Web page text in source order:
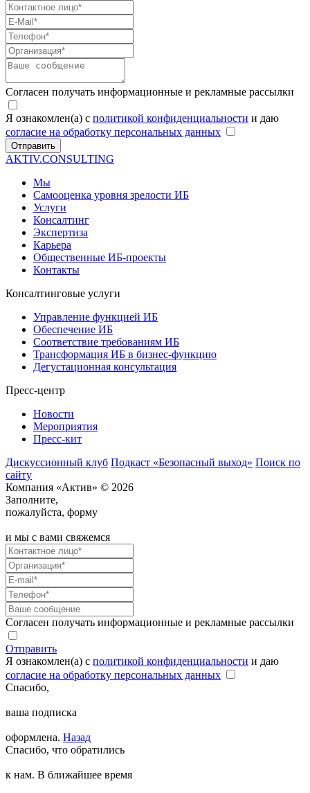
Согласен получать информационные и рекламные рассылки
Я ознакомлен(а) с политикой конфиденциальности и даю
согласие на обработку персональных данных
Отправить
AKTIV.CONSULTING
Мы
Самооценка уровня зрелости ИБ
Услуги
Консалтинг
Экспертиза
Карьера
Общественные ИБ-проекты
Контакты
Консалтинговые услуги
Управление функцией ИБ
Обеспечение ИБ
Соответствие требованиям ИБ
Трансформация ИБ в бизнес-функцию
Дегустационная консультация
Пресс-центр
Новости
Мероприятия
Пресс-кит
Дискуссионный клуб Подкаст «Безопасный выход» Поиск по
сайту
Компания «Актив» © 2026
Заполните,
пожалуйста, форму
и мы с вами свяжемся
Согласен получать информационные и рекламные рассылки
Отправить
Я ознакомлен(а) с политикой конфиденциальности и даю
согласие на обработку персональных данных
Спасибо,
ваша подписка
оформлена. Назад
Спасибо, что обратились
к нам. В ближайшее время